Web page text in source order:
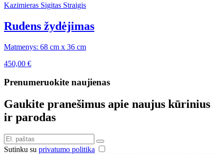
Kazimieras Sigitas Straigis
Rudens žydėjimas
Matmenys: 68 cm x 36 cm
450,00 €
Prenumeruokite naujienas
Gaukite pranešimus apie naujus kūrinius
ir parodas
Sutinku su privatumo politika